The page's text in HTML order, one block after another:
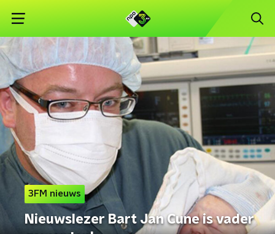
3FM nieuws
Nieuwslezer Bart Jan Cune is vader